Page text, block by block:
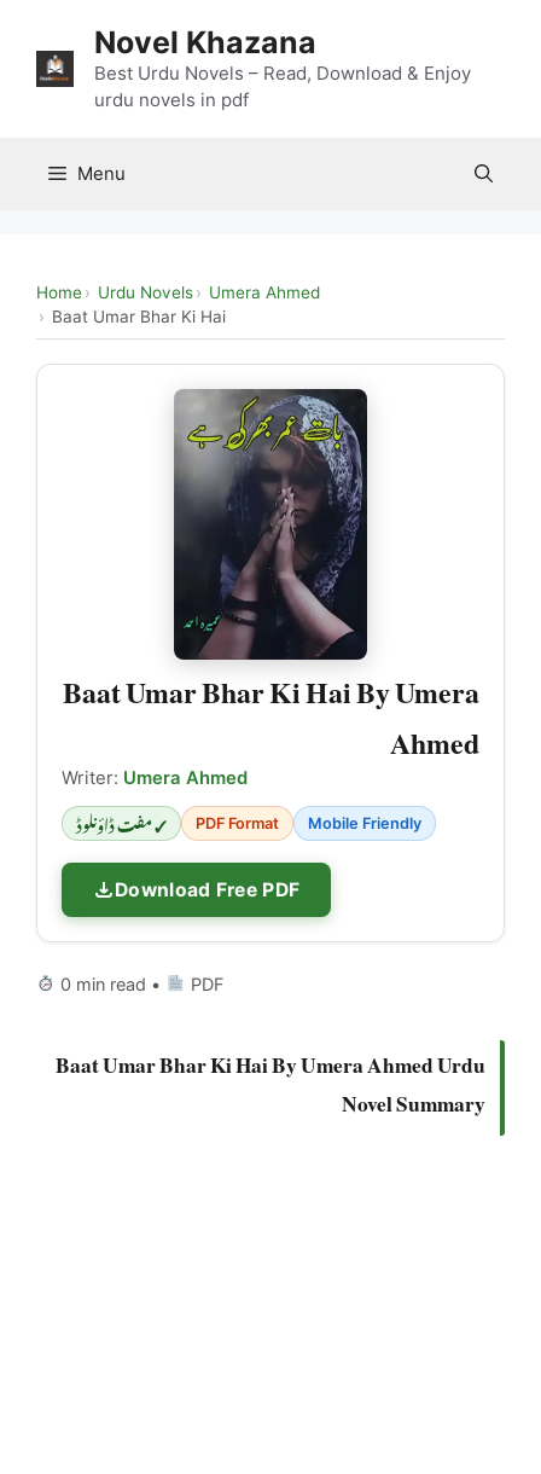
content
Novel Khazana
Best Urdu Novels – Read, Download & Enjoy
urdu novels in pdf
Menu
Home Urdu Novels
Umera Ahmed
Baat Umar Bhar Ki Hai
Baat Umar Bhar Ki Hai By Umera
Ahmed
Writer: Umera Ahmed
✓ مفت ڈاؤنلوڈ PDF Format Mobile Friendly
Download Free PDF
0 min read • PDF
Baat Umar Bhar Ki Hai By Umera Ahmed Urdu
Novel Summary